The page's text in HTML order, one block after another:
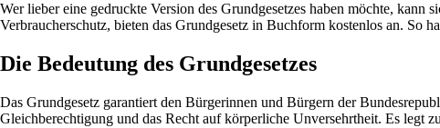
Wer lieber eine gedruckte Version des Grundgesetzes haben möchte,
Verbraucherschutz, bieten das Grundgesetz in Buchform kostenlos an. So
Die Bedeutung des Grundgesetzes
Das Grundgesetz garantiert den Bürgerinnen und Bürgern der
Gleichberechtigung und das Recht auf körperliche Unversehrtheit. Es legt